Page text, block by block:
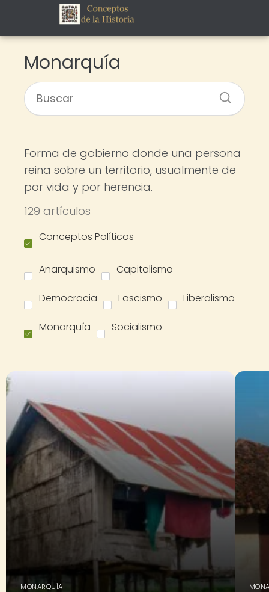
Monarquía
Forma de gobierno donde una persona
reina sobre un territorio, usualmente de
por vida y por herencia.
129 artículos
Conceptos Políticos
Anarquismo Capitalismo
Democracia Fascismo Liberalismo
Monarquía Socialismo
MONARQUÍA